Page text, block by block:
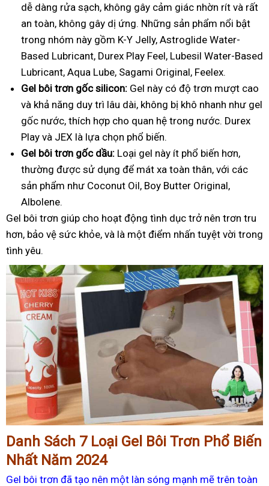
dễ dàng rửa sạch, không gây cảm giác nhờn rít và rất
an toàn, không gây dị ứng. Những sản phẩm nổi bật
trong nhóm này gồm K-Y Jelly, Astroglide Water-
Based Lubricant, Durex Play Feel, Lubesil Water-Based
Lubricant, Aqua Lube, Sagami Original, Feelex.
Gel bôi trơn gốc silicon: Gel này có độ trơn mượt cao
và khả năng duy trì lâu dài, không bị khô nhanh như gel
gốc nước, thích hợp cho quan hệ trong nước. Durex
Play và JEX là lựa chọn phổ biến.
Gel bôi trơn gốc dầu: Loại gel này ít phổ biến hơn,
thường được sử dụng để mát xa toàn thân, với các
sản phẩm như Coconut Oil, Boy Butter Original,
Albolene.
Gel bôi trơn giúp cho hoạt động tình dục trở nên trơn tru
hơn, bảo vệ sức khỏe, và là một điểm nhấn tuyệt vời trong
tình yêu.
Danh Sách 7 Loại Gel Bôi Trơn Phổ Biến
Nhất Năm 2024
Gel bôi trơn đã tạo nên một làn sóng mạnh mẽ trên toàn